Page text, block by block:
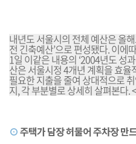
내년도 서울시의 전체 예산은 올
전 긴축예산’으로 편성됐다. 이에
1일 이같은 내용의 ‘2004년도 성
산은 서울시정 4개년 계획을 효
필요한 지출을 줄여 상대적으로
지, 각 부분별로 상세히 살펴본다.
⊙주택가 담장 허물어 주차장 만